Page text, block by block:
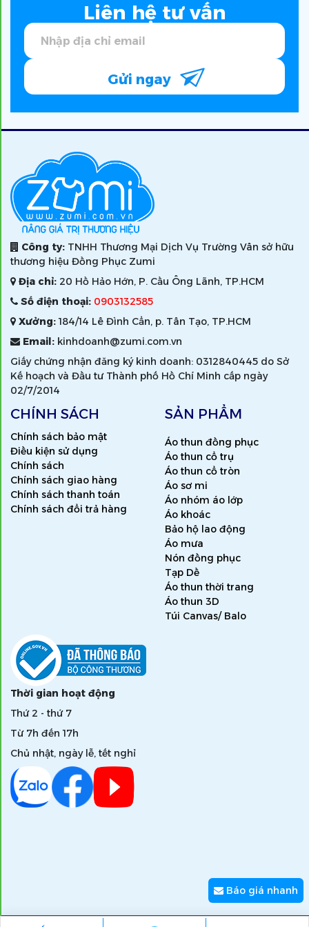
Liên hệ tư vấn
Gửi ngay
Công ty: TNHH Thương Mại Dịch Vụ Trường Vân sở hữu
thương hiệu Đồng Phục Zumi
Địa chỉ: 20 Hồ Hảo Hớn, P. Cầu Ông Lãnh, TP.HCM
Số điện thoại: 0903132585
Xưởng:184/14 Lê Đình Cẩn, p. Tân Tạo, TP.HCM
Email: kinhdoanh@zumi.com.vn
Giấy chứng nhận đăng ký kinh doanh: 0312840445 do Sở
Kế hoạch và Đầu tư Thành phố Hồ Chí Minh cấp ngày
02/7/2014
CHÍNH SÁCH
Chính sách bảo mật
Điều kiện sử dụng
Chính sách
Chính sách giao hàng
Chính sách thanh toán
Chính sách đổi trả hàng
SẢN PHẨM
Áo thun đồng phục
Áo thun cổ trụ
Áo thun cổ tròn
Áo sơ mi
Áo nhóm áo lớp
Áo khoác
Bảo hộ lao động
Áo mưa
Nón đồng phục
Tạp Dề
Áo thun thời trang
Áo thun 3D
Túi Canvas/ Balo
Thời gian hoạt động
Thứ 2 - thứ 7
Từ 7h đến 17h
Chủ nhật, ngày lễ, tết nghỉ
Báo giá nhanh